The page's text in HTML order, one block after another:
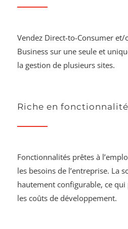
Vendez Direct-to-Consumer et/
Business sur une seule et
la gestion de plusieurs sites.
Riche en
Fonctionnalités prêtes à
les besoins de l’entreprise. La
hautement configurable, ce
les coûts de développement.